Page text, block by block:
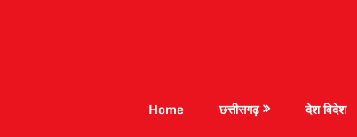
Home छत्तीसगढ़ देश विदेश